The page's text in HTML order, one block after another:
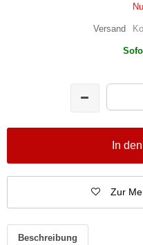
Versand
In
Zur
Beschreibung